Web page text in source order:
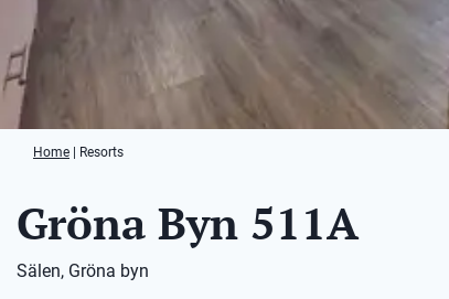
Home Resorts
Gröna Byn 511A
Sälen, Gröna byn